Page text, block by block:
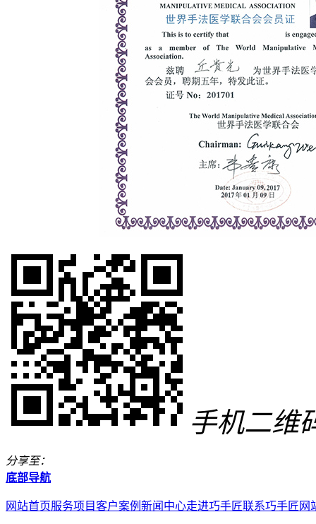
手机二维
分享至：
底部导航
网站首页服务项目客户案例 新闻中心走进巧手匠联系巧手匠 网